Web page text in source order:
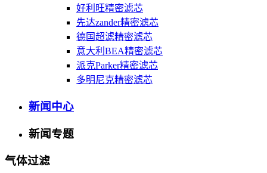
好利旺精密滤芯
先达zander精密滤芯
德国超滤精密滤芯
意大利BEA精密滤芯
派克Parker精密滤芯
多明尼克精密滤芯
新闻中心
新闻专题
气体过滤